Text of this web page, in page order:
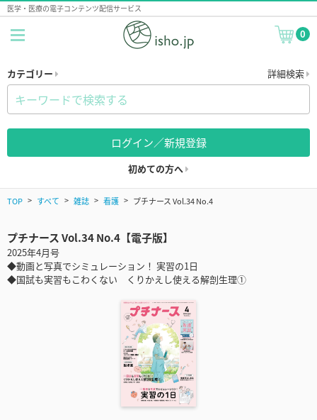
医学・医療の電子コンテンツ配信サービス
0
カテゴリー 詳細検索
ログイン／新規登録
初めての方へ
TOP すべて 雑誌 看護 プチナース Vol.34 No.4
プチナース Vol.34 No.4【電子版】
2025年4月号
◆動画と写真でシミュレーション！ 実習の1日
◆国試も実習もこわくない くりかえし使える解剖生理①